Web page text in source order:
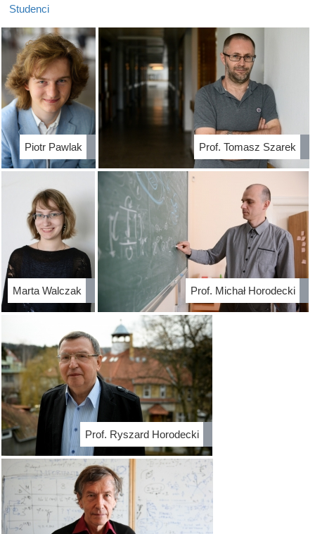
Studenci
Piotr Pawlak Prof. Tomasz Szarek
Marta Walczak Prof. Michał Horodecki
Prof. Ryszard Horodecki